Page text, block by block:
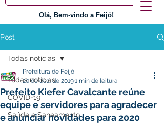
Olá, Bem-vindo a Feijó!
Post
Todas notícias
COVID-19
Saúde e Saneamento
Todas notícias
Prefeito Kiefer Cavalcante reúne
equipe e servidores para agradecer
e anunciar novidades para 2020
Prefeitura de Feijó
20 de dez. de 20191 min de leitura